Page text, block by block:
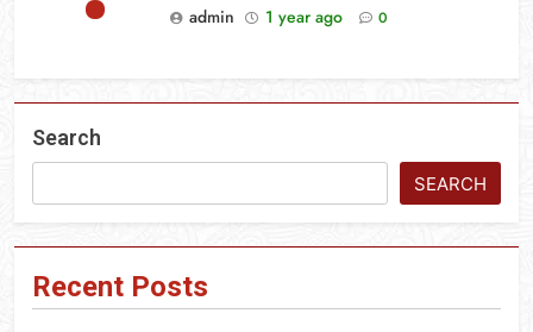
admin
1 year ago 0
Search
SEARCH
Recent Posts